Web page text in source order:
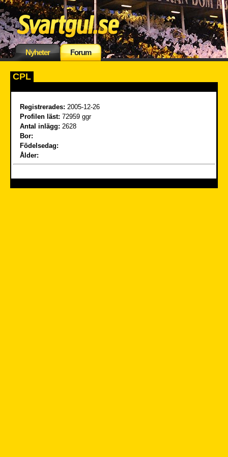
Nyheter Forum
CPL
Registrerades: 2005-12-26
Profilen läst: 72959 ggr
Antal inlägg: 2628
Bor:
Födelsedag:
Ålder: